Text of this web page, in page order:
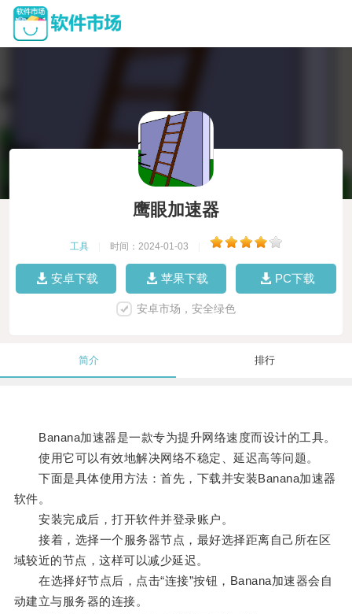
鹰眼加速器
工具 时间：2024-01-03
安卓下载 苹果下载 PC下载
安卓市场，安全绿色
简介 排行
Banana加速器是一款专为提升网络速度而设计的工具。
使用它可以有效地解决网络不稳定、延迟高等问题。
下面是具体使用方法：首先，下载并安装Banana加速器
软件。
安装完成后，打开软件并登录账户。
接着，选择一个服务器节点，最好选择距离自己所在区
域较近的节点，这样可以减少延迟。
在选择好节点后，点击“连接”按钮，Banana加速器会自
动建立与服务器的连接。